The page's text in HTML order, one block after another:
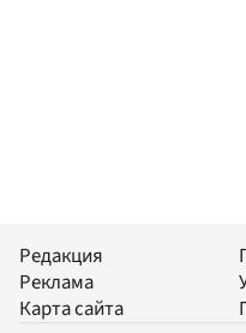
Редакция
Реклама
Карта сайта